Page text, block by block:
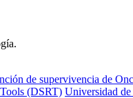
de supervivencia de
(DSRT) Universidad